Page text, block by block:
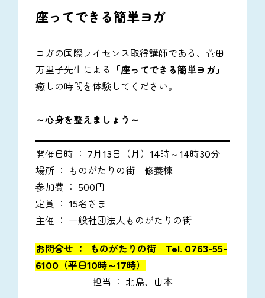
座ってできる簡単ヨガ
ヨガの国際ライセンス取得講師である、菅田
万里子先生による
「座ってできる簡単ヨガ」
癒しの時間を体験してください。
～心身を整えましょう～
開催日時 ： 7月13日（月）14時～14時30分
場所 ： ものがたりの街 修養棟
参加費 ： 500円
定員 ： 15名さま
主催 ： 一般社団法人ものがたりの街
お問合せ ： ものがたりの街 Tel. 0763-55-
6100（平日10時～17時）
担当 ： 北島、山本